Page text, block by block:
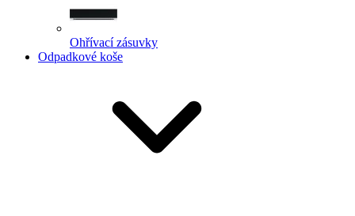
Ohřívací zásuvky
Odpadkové koše